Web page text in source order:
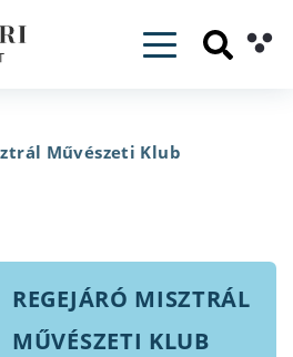
Toggle
Művészeti Klub
REGEJÁRÓ MISZTRÁL
MŰVÉSZETI KLUB